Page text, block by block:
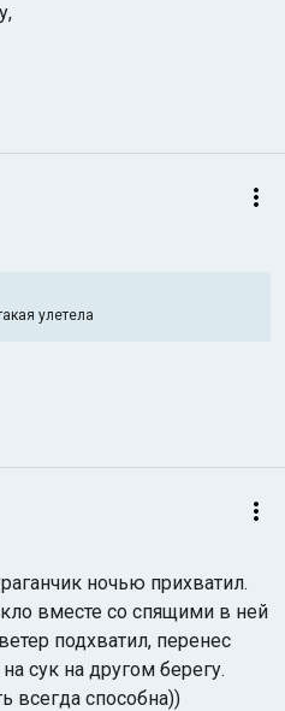
улетела
ночью прихватил.
вместе со спящими в ней
подхватил, перенес
сук на другом берегу.
всегда способна))